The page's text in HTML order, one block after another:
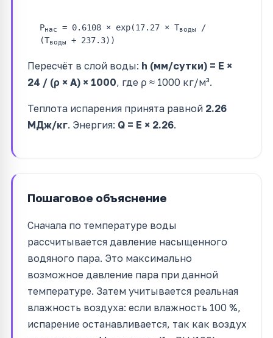
Pнас = 0.6108 × exp(17.27 × Tводы
/
(Tводы + 237.3))
Пересчёт в слой воды: h (мм/сутки) = E ×
24 / (ρ × A) × 1000, где ρ ≈ 1000 кг/м³.
Теплота испарения принята равной 2.26
МДж/кг. Энергия: Q = E × 2.26.
Пошаговое объяснение
Сначала по температуре воды
рассчитывается давление насыщенного
водяного пара. Это максимально
возможное давление пара при данной
температуре. Затем учитывается реальная
влажность воздуха: если влажность 100 %,
испарение останавливается, так как воздух